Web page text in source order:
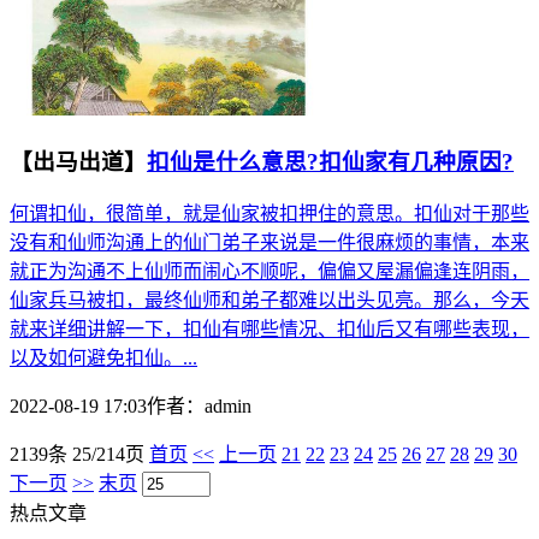
【出马出道】 扣仙是什么意思?扣仙家有几种原因?
何谓扣仙，很简单，就是仙家被扣押住的意思。扣仙对于那些
没有和仙师沟通上的仙门弟子来说是一件很麻烦的事情，本来
就正为沟通不上仙师而闹心不顺呢，偏偏又屋漏偏逢连阴雨，
仙家兵马被扣，最终仙师和弟子都难以出头见亮。那么，今天
就来详细讲解一下，扣仙有哪些情况、扣仙后又有哪些表现，
以及如何避免扣仙。...
2022-08-19 17:03作者： admin
2139条 25/214页 首页 << 上一页 21 22 23 24 25 26 27 28 29 30
下一页 >> 末页
热点文章